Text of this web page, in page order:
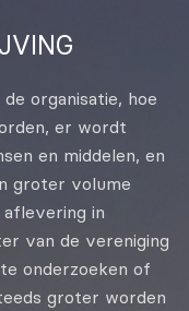
organisatie, hoe
er wordt
en middelen, en
groter volume
in
van de vereniging
onderzoeken of
groter worden